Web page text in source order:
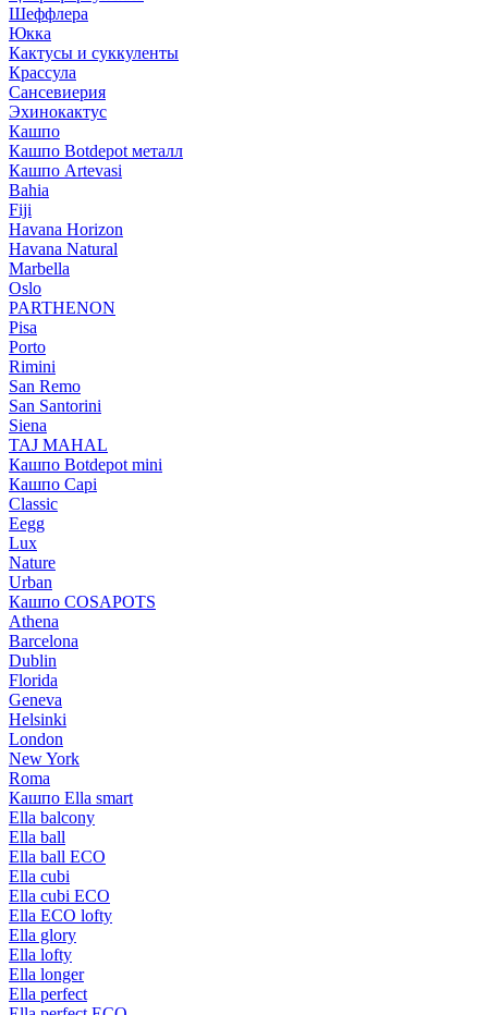
Шеффлера
Юкка
Кактусы и суккуленты
Крассула
Сансевиерия
Эхинокактус
Кашпо
Кашпо Botdepot металл
Кашпо Artevasi
Bahia
Fiji
Havana Horizon
Havana Natural
Marbella
Oslo
PARTHENON
Pisa
Porto
Rimini
San Remo
San Santorini
Siena
TAJ MAHAL
Кашпо Botdepot mini
Кашпо Capi
Classic
Eegg
Lux
Nature
Urban
Кашпо COSAPOTS
Athena
Barcelona
Dublin
Florida
Geneva
Helsinki
London
New York
Roma
Кашпо Ella smart
Ella balcony
Ella ball
Ella ball ECO
Ella cubi
Ella cubi ECO
Ella ECO lofty
Ella glory
Ella lofty
Ella longer
Ella perfect